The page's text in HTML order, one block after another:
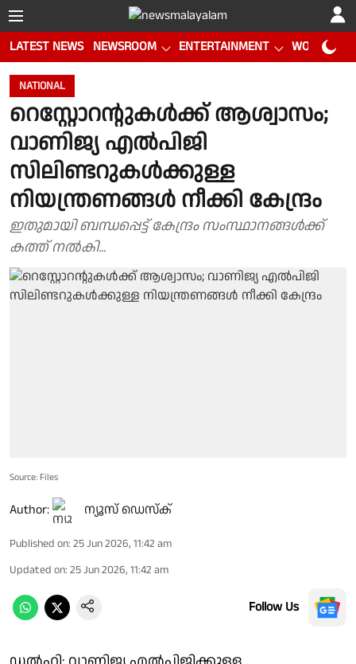
LATEST NEWS NEWSROOM ENTERTAINMENT WORLD CUP
NATIONAL
റെസ്റ്റോറൻ്റുകൾക്ക് ആശ്വാസം;
വാണിജ്യ എൽപിജി
സിലിണ്ടറുകൾക്കുള്ള
നിയന്ത്രണങ്ങൾ നീക്കി കേന്ദ്രം
ഇതുമായി ബന്ധപ്പെട്ട് കേന്ദ്രം സംസ്ഥാനങ്ങൾക്ക്
കത്ത് നൽകി...
Source: Files
Author: ന്യൂസ് ഡെസ്ക്
Published on: 25 Jun 2026, 11:42 am
Updated on: 25 Jun 2026, 11:42 am
Follow Us